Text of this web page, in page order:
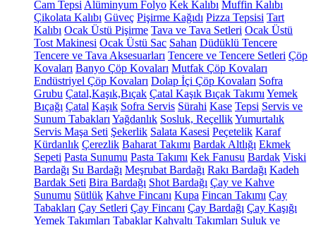
Cam Tepsi Alüminyum Folyo Kek Kalıbı Muffin Kalıbı
Çikolata Kalıbı Güveç Pişirme Kağıdı Pizza Tepsisi Tart
Kalıbı Ocak Üstü Pişirme Tava ve Tava Setleri Ocak Üstü
Tost Makinesi Ocak Üstü Sac Sahan Düdüklü Tencere
Tencere ve Tava Aksesuarları Tencere ve Tencere Setleri Çöp
Kovaları Banyo Çöp Kovaları Mutfak Çöp Kovaları
Endüstriyel Çöp Kovaları Dolap İçi Çöp Kovaları Sofra
Grubu Çatal,Kaşık,Bıçak Çatal Kaşık Bıçak Takımı Yemek
Bıçağı Çatal Kaşık Sofra Servis Sürahi Kase Tepsi Servis ve
Sunum Tabakları Yağdanlık Sosluk, ReçellikYumurtalık
Servis Maşa Seti Şekerlik Salata Kasesi Peçetelik Karaf
Kürdanlık Çerezlik Baharat Takımı Bardak Altlığı Ekmek
Sepeti Pasta Sunumu Pasta Takımı Kek Fanusu Bardak Viski
Bardağı Su Bardağı Meşrubat Bardağı Rakı Bardağı Kadeh
Bardak Seti Bira Bardağı Shot Bardağı Çay ve Kahve
Sunumu Sütlük Kahve Fincanı Kupa Fincan Takımı Çay
Tabakları Çay Setleri Çay Fincanı Çay Bardağı Çay Kaşığı
Yemek Takımları Tabaklar Kahvaltı Takımları Suluk ve